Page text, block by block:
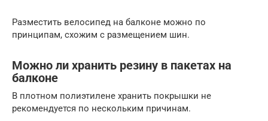
Разместить велосипед на балконе можно по
принципам, схожим с размещением шин.
Можно ли хранить резину в пакетах на
балконе
В плотном полиэтилене хранить покрышки не
рекомендуется по нескольким причинам.